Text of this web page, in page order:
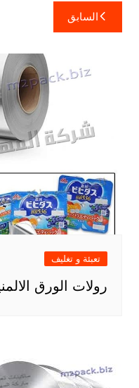
تصفّح
المقالات
السابق
تعبئة و تغليف
رولات الورق